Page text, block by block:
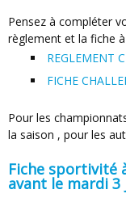
Pensez à compléter vos fiches, vous trouverez ci-après le
règlement et la fiche
REGLEMENT
FICHE
Pour les championnats en phase unique remplir la fiche sur toute
la saison , pour les
Fiche sportivité
avant le mardi